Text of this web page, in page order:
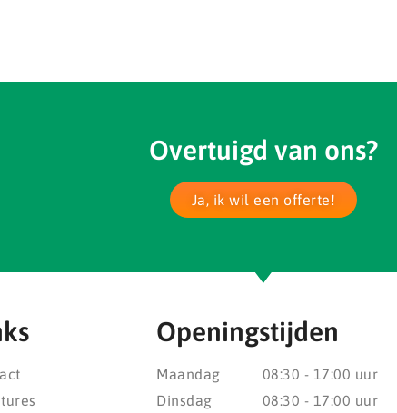
Overtuigd van ons?
Ja, ik wil een offerte!
Openingstijden
Maandag
Dinsdag
08:30 - 17:00 uur
08:30 - 17:00 uur